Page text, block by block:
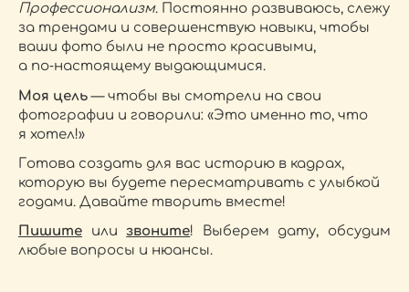
Профессионализм. Постоянно развиваюсь, слежу
за трендами и совершенствую навыки, чтобы
ваши фото были не просто красивыми,
а по‑настоящему выдающимися.
Моя цель— чтобы вы смотрели на свои
фотографии и говорили: «Это именно то, что
я хотел!»
Готова создать для вас историю в кадрах,
которую вы будете пересматривать с улыбкой
годами. Давайте творить вместе!
Пишите илизвоните! Выберем дату, обсудим
любые вопросы и нюансы.